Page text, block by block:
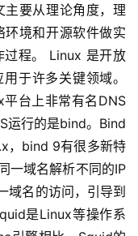
要从理论角度，理
境和开源软件做实
过程。 Linux 是开放
于许多关键领域。
台上非常有名DNS
运行的是bind。Bind
，bind 9有很多新特
一域名解析不同的IP
域名的访问，引导到
是Linux等操作系